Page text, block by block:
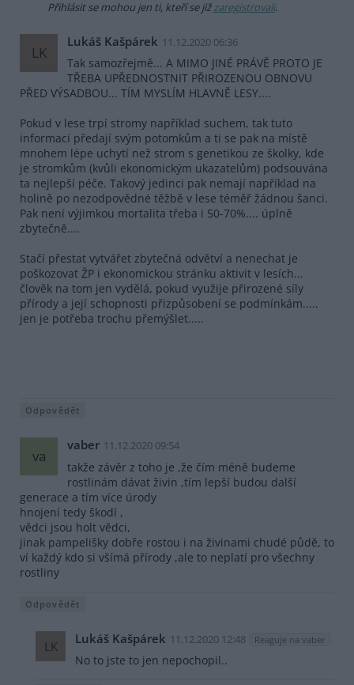
Přihlásit se mohou jen ti, kteří se jižzaregistrovali.
LK
Lukáš Kašpárek 11.12.2020 06:36
Tak samozřejmě... A MIMO JINÉ PRÁVĚ PROTO JE
TŘEBA UPŘEDNOSTNIT PŘIROZENOU OBNOVU
PŘED VÝSADBOU... TÍM MYSLÍM HLAVNĚ LESY....
Pokud v lese trpí stromy například suchem, tak tuto
informaci předají svým potomkům a ti se pak na místě
mnohem lépe uchytí než strom s genetikou ze školky, kde
je stromkům (kvůli ekonomickým ukazatelům) podsouvána
ta nejlepší péče. Takový jedinci pak nemají například na
holině po nezodpovědné těžbě v lese téměř žádnou šanci.
Pak není výjimkou mortalita třeba i 50-70%.... úplně
zbytečně....
Stačí přestat vytvářet zbytečná odvětví a nenechat je
poškozovat ŽP i ekonomickou stránku aktivit v lesích...
člověk na tom jen vydělá, pokud využije přirozené síly
přírody a její schopnosti přizpůsobení se podmínkám.....
jen je potřeba trochu přemýšlet.....
Odpovědět
va
vaber 11.12.2020 09:54
takže závěr z toho je ,že čím méně budeme
rostlinám dávat živin ,tím lepší budou další
generace a tím více úrody
hnojení tedy škodí ,
vědci jsou holt vědci,
jinak pampelišky dobře rostou i na živinami chudé půdě, to
ví každý kdo si všímá přírody ,ale to neplatí pro všechny
rostliny
Odpovědět
LK Lukáš Kašpárek 11.12.2020 12:48 Reaguje na vaber
No to jste to jen nepochopil..